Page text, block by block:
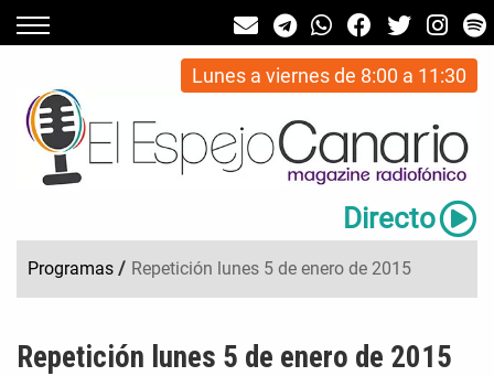
Lunes a viernes de 8:00 a 11:30
Directo
Programas / Repetición lunes 5 de enero de 2015
Repetición lunes 5 de enero de 2015